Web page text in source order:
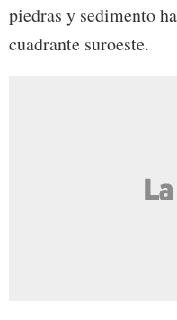
piedras y sedimento
cuadrante suroeste.